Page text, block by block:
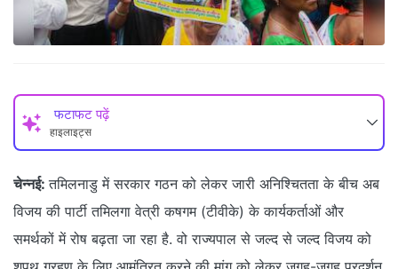
फटाफट पढ़ें
हाइलाइट्स
चेन्‍नई: तमिलनाडु में सरकार गठन को लेकर जारी अनिश्चितता के बीच अब
विजय की पार्टी तमिलगा वेत्री कषगम (टीवीके) के कार्यकर्ताओं और
समर्थकों में रोष बढ़ता जा रहा है. वो राज्यपाल से जल्द से जल्द विजय को